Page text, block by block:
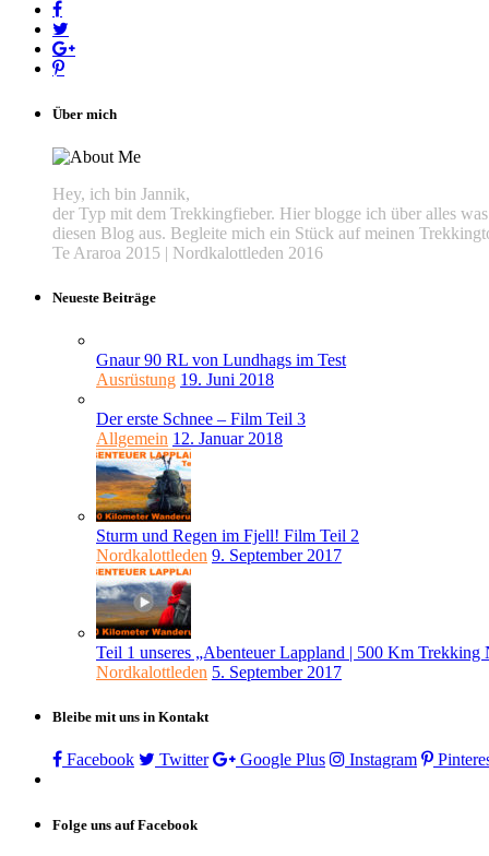
Über mich
Hey, ich bin Jannik,
der Typ mit dem Trekkingfieber. Hier blogge ich über alles
diesen Blog aus. Begleite mich ein Stück auf meinen
Te Araroa 2015 | Nordkalottleden 2016
Neueste Beiträge
Gnaur 90 RL von Lundhags im Test
Ausrüstung 19. Juni 2018
Der erste Schnee – Film Teil 3
Allgemein 12. Januar 2018
Sturm und Regen im Fjell! Film Teil 2
Nordkalottleden 9. September 2017
Teil 1 unseres „Abenteuer Lappland | 500 Km Trekking
Nordkalottleden 5. September 2017
Bleibe mit uns in Kontakt
Facebook Twitter Google Plus Instagram
Folge uns auf Facebook